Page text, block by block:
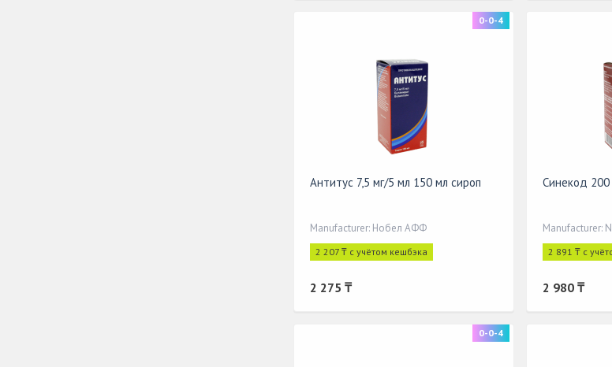
0-0-4
Антитус 7,5 мг/5 мл 150 мл сироп
Manufacturer: Нобел АФФ
2 207 ₸ с учётом кешбэка
2 275 ₸
Синекод 200
Manufacturer:
2 891 ₸ с
2 980 ₸
0-0-4